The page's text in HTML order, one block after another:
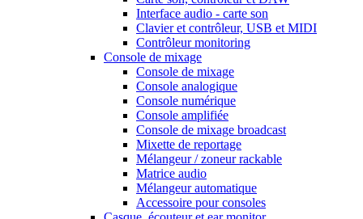
Interface audio - carte son
Clavier et contrôleur, USB et MIDI
Contrôleur monitoring
Console de mixage
Console de mixage
Console analogique
Console numérique
Console amplifiée
Console de mixage broadcast
Mixette de reportage
Mélangeur / zoneur rackable
Matrice audio
Mélangeur automatique
Accessoire pour consoles